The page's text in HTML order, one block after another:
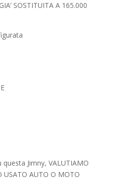
SOSTITUITA A 165.000
Jimny, VALUTIAMO
USATO AUTO O MOTO